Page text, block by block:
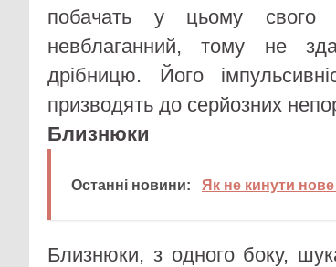
побачать у цьому свого
невблаганний, тому не
дрібницю. Його
призводять до серйозних
Близнюки
Останні новини: Як не кинути
Близнюки, з одного боку,